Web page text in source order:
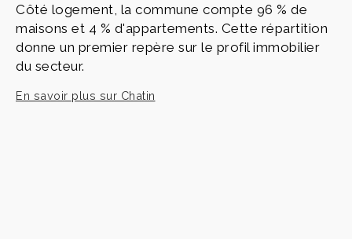
Côté logement, la commune compte 96 % de
maisons et 4 % d'appartements. Cette répartition
donne un premier repère sur le profil immobilier
du secteur.
En savoir plus sur Chatin